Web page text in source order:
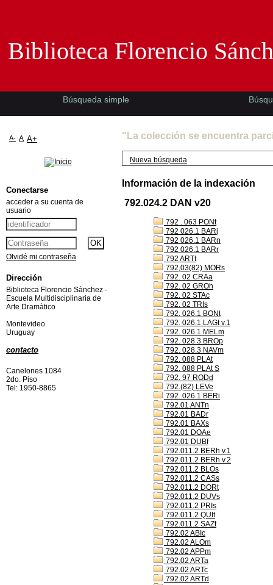
"La colección se encuentra
Nueva búsqueda
Información de la indexación
792.024.2 DAN v20
792 . 063 PONt
792 026.1 BARj
792 026.1 BARn
792 026.1 BARr
792 ARTt
792,03(82) MORs
792. 02 CRAa
792. 02 GROh
792. 02 STAc
792. 02 TRIs
792. 026.1 BONt
792. 026.1 LAGt v.1
792. 026.1 MELm
792. 028.3 BROp
792. 028.3 NAVm
792. 088 PLAt
792. 088 PLAt S
792. 97 RODd
792.(82) LEVe
792..026.1 BERi
792.01 ANTn
792.01 BADr
792.01 BAXs
792.01 DOAe
792.01 DUBf
792.011.2 BERh v.1
792.011.2 BERh v.2
792.011.2 BLOs
792.011.2 CASs
792.011.2 DORt
792.011.2 DUVs
792.011.2 PRIs
792.011.2 QUIt
792.011.2 SAZt
792.02 ABIc
792.02 ALOm
792.02 APPm
792.02 ARTa
792.02 ARTc
792.02 ARTd
Biblioteca Florencio
Búsqueda simple
A- A A+
Conectarse
acceder a su cuenta de
usuario
Olvidé mi contraseña
Dirección
Biblioteca Florencio Sànchez -
Escuela Multidisciplinaria de
Arte Dramàtico
Montevideo
Uruguay
contacto
Canelones 1084
2do. Piso
Tel: 1950-8865